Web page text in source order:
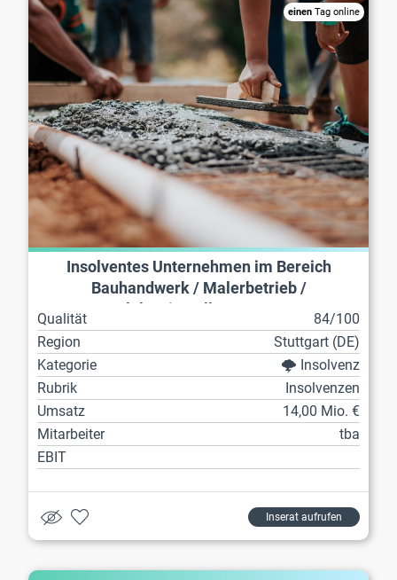
einen Tag online
Insolventes Unternehmen im Bereich
Bauhandwerk / Malerbetrieb /
Qualität
84/100
Region
Stuttgart (DE)
Kategorie
🌩️ Insolvenz
Rubrik
Insolvenzen
Umsatz
14,00 Mio. €
Mitarbeiter
tba
EBIT
Inserat aufrufen